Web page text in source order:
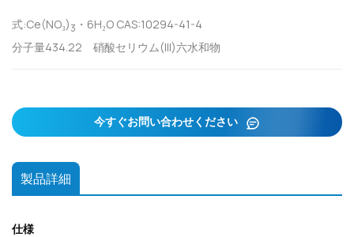
式:Ce(NO₃) 3 ・6H₂O CAS:10294-41-4
分子量434.22 硝酸セリウム(III)六水和物
今すぐお問い合わせください
製品詳細
仕様